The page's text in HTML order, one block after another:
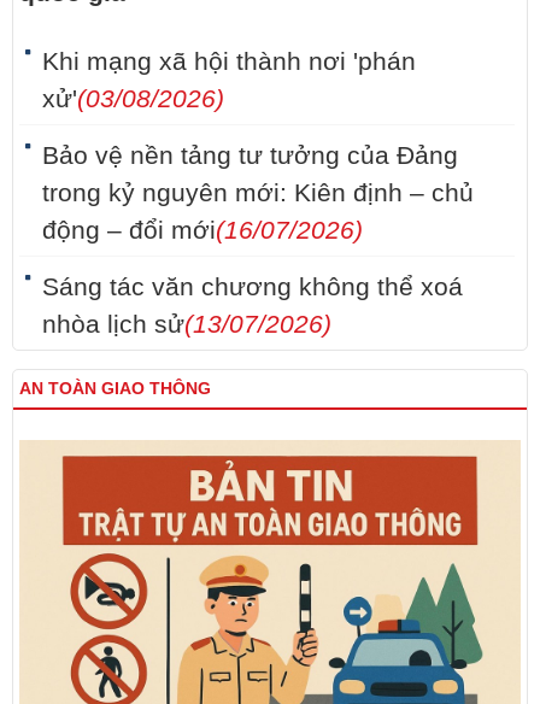
Khi mạng xã hội thành nơi 'phán
xử'(03/08/2026)
Bảo vệ nền tảng tư tưởng của Đảng
trong kỷ nguyên mới: Kiên định – chủ
động – đổi mới(16/07/2026)
Sáng tác văn chương không thể xoá
nhòa lịch sử(13/07/2026)
AN TOÀN GIAO THÔNG